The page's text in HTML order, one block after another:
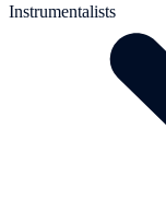
Instrumentalists